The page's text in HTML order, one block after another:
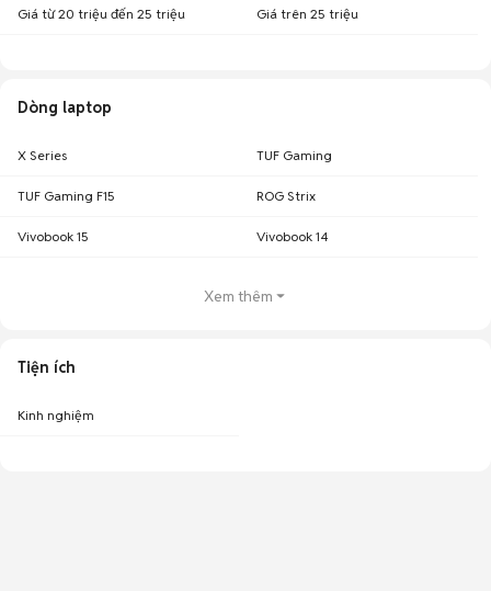
Giá từ 20 triệu đến 25 triệu Giá trên 25 triệu
Dòng laptop
X Series TUF Gaming
TUF Gaming F15 ROG Strix
Vivobook 15 Vivobook 14
Xem thêm
Tiện ích
Kinh nghiệm